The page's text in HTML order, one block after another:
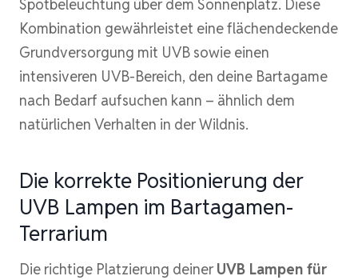
Spotbeleuchtung über dem Sonnenplatz. Diese
Kombination gewährleistet eine flächendeckende
Grundversorgung mit UVB sowie einen
intensiveren UVB-Bereich, den deine Bartagame
nach Bedarf aufsuchen kann – ähnlich dem
natürlichen Verhalten in der Wildnis.
Die korrekte Positionierung der
UVB Lampen im Bartagamen-
Terrarium
Die richtige Platzierung deinerUVB Lampen für